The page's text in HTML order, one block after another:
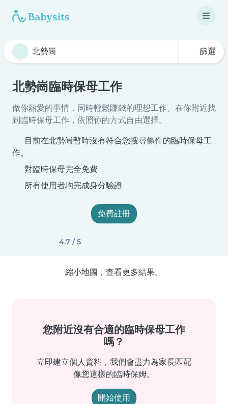
篩選
北勢崗臨時保母工作
做你熱愛的事情，同時輕鬆賺錢的理想工作。在你附近找
到臨時保母工作，依照你的方式自由選擇。
目前在北勢崗暫時沒有符合您搜尋條件的臨時保母工
作。
對臨時保母完全免費
所有使用者均完成身分驗證
免費註冊
4.7 / 5
縮小地圖，查看更多結果。
您附近沒有合適的臨時保母工作
嗎？
立即建立個人資料，我們會盡力為家長匹配
像您這樣的臨時保姆。
開始使用